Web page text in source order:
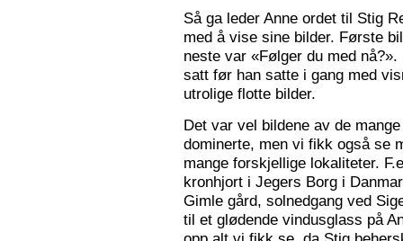
Så ga leder Anne ordet til Stig
med å vise sine bilder. Første
neste var «Følger du med
satt før han satte i gang med
utrolige flotte bilder.
Det var vel bildene av de
dominerte, men vi fikk også se
mange forskjellige lokaliteter.
kronhjort i Jegers Borg i
Gimle gård, solnedgang ved
til et glødende vindusglass på